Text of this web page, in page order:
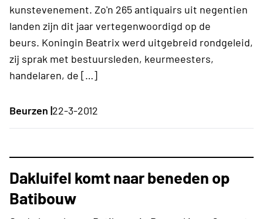
kunstevenement. Zo'n 265 antiquairs uit negentien
landen zijn dit jaar vertegenwoordigd op de
beurs. Koningin Beatrix werd uitgebreid rondgeleid,
zij sprak met bestuursleden, keurmeesters,
handelaren, de […]
Beurzen |22-3-2012
Dakluifel komt naar beneden op
Batibouw